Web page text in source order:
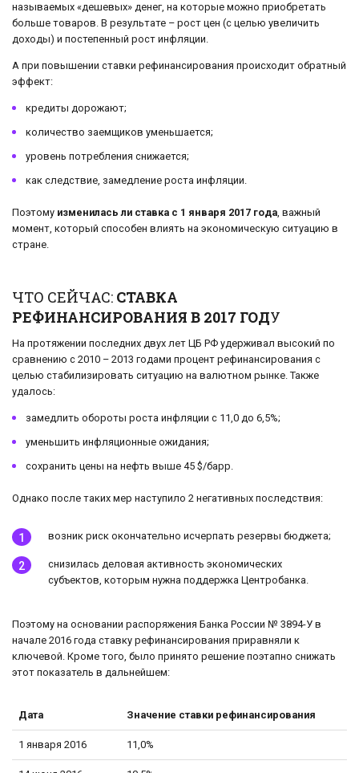
называемых «дешевых» денег, на которые можно приобретать
больше товаров. В результате – рост цен (с целью увеличить
доходы) и постепенный рост инфляции.
А при повышении ставки рефинансирования происходит обратный
эффект:
кредиты дорожают;
количество заемщиков уменьшается;
уровень потребления снижается;
как следствие, замедление роста инфляции.
Поэтому изменилась ли ставка с 1 января 2017 года , важный
момент, который способен влиять на экономическую ситуацию в
стране.
ЧТО СЕЙЧАС: СТАВКА
РЕФИНАНСИРОВАНИЯ В 2017 ГОДУ
На протяжении последних двух лет ЦБ РФ удерживал высокий по
сравнению с 2010 – 2013 годами процент рефинансирования с
целью стабилизировать ситуацию на валютном рынке. Также
удалось:
замедлить обороты роста инфляции с 11,0 до 6,5%;
уменьшить инфляционные ожидания;
сохранить цены на нефть выше 45 $/барр.
Однако после таких мер наступило 2 негативных последствия:
возник риск окончательно исчерпать резервы бюджета;
снизилась деловая активность экономических
субъектов, которым нужна поддержка Центробанка.
Поэтому на основании распоряжения Банка России № 3894-У в
начале 2016 года ставку рефинансирования приравняли к
ключевой. Кроме того, было принято решение поэтапно снижать
этот показатель в дальнейшем:
Дата Значение ставки рефинансирования
1 января 2016 11,0%